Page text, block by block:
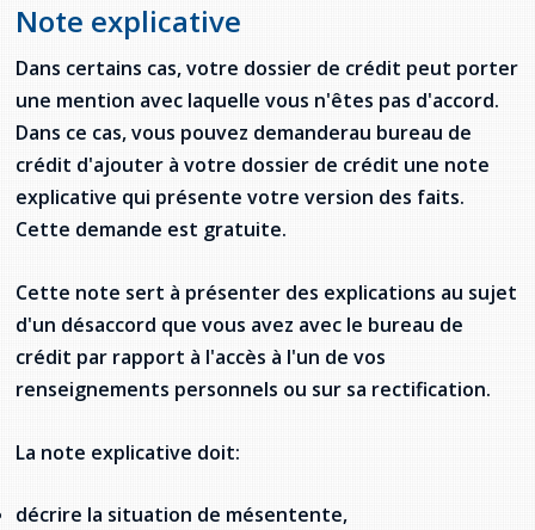
Note explicative
Dans certains cas, votre dossier de crédit peut porter
une mention avec laquelle vous n'êtes pas d'accord.
Dans ce cas, vous pouvez demanderau bureau de
crédit d'ajouter à votre dossier de crédit une note
explicative qui présente votre version des faits.
Cette demande est gratuite.
Cette note sert à présenter des explications au sujet
d'un désaccord que vous avez avec le bureau de
crédit par rapport à l'accès à l'un de vos
renseignements personnels ou sur sa rectification.
La note explicative doit:
décrire la situation de mésentente,